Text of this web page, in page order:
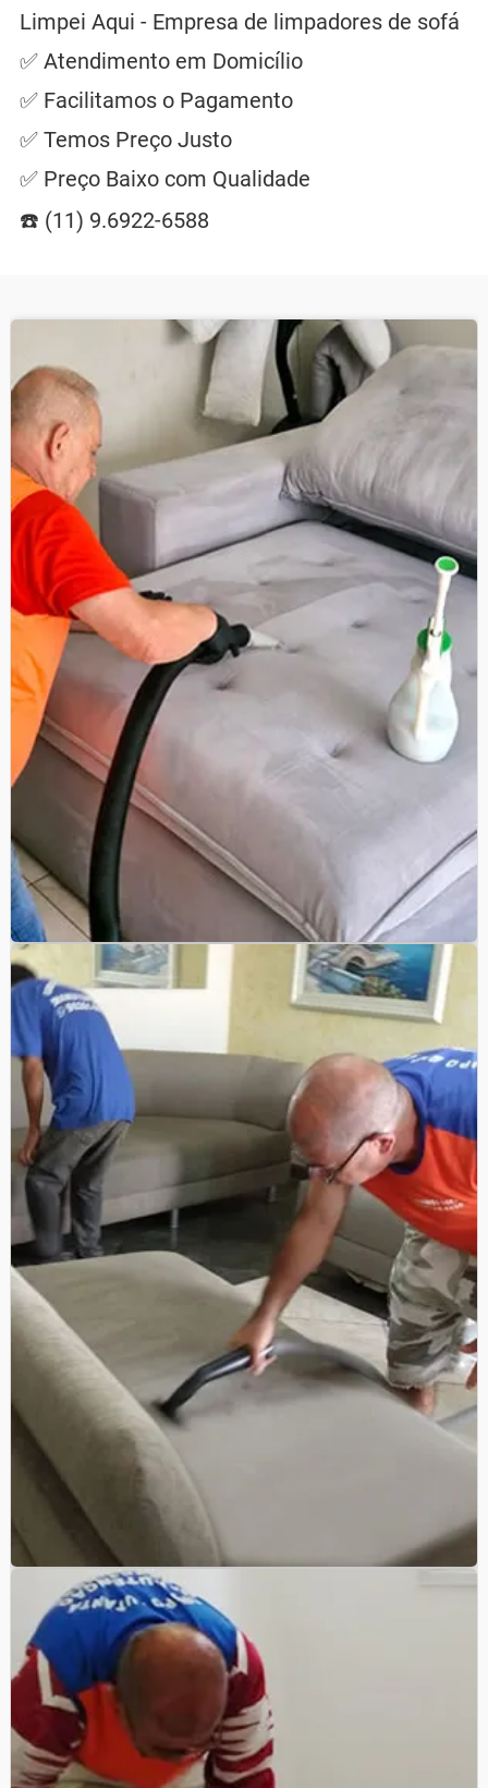
Limpei Aqui - Empresa de limpadores de sofá
✅ Atendimento em Domicílio
✅ Facilitamos o Pagamento
✅ Temos Preço Justo
✅ Preço Baixo com Qualidade
☎️ (11) 9.6922-6588